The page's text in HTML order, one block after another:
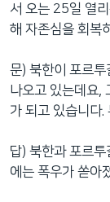
색
으
이
등
서 오는 25일 열
해 자존심을 회복
문) 북한이 포르투
나오고 있는데요,
가 되고 있습니다.
답) 북한과 포르
에는 폭우가 쏟아